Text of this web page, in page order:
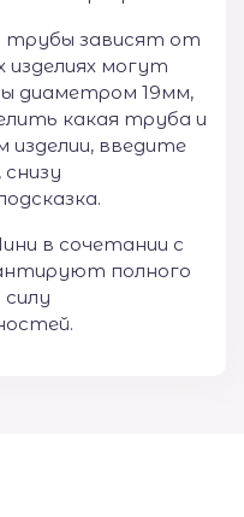
трубы зависят от
изделиях могут
диаметром 19мм,
какая труба и
введите
в сочетании с
полного